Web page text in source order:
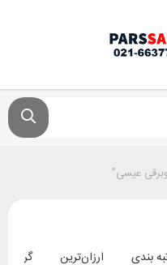
ارزان‌ترین گران‌ترین